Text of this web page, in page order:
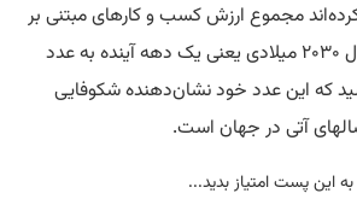
کرده‌اند مجموع ارزش کسب و کارهای مبتنی بر
فناوری بلاک‌چین تا سال ۲۰۳۰ میلادی یعنی یک دهه آینده به عدد
رسید که این عدد خود نشان‌دهنده شکوفایی
آتی در جهان است.
به این پست امتیاز بدید...